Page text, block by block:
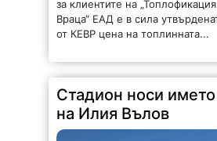
Стадион носи името
на Илия Вълов